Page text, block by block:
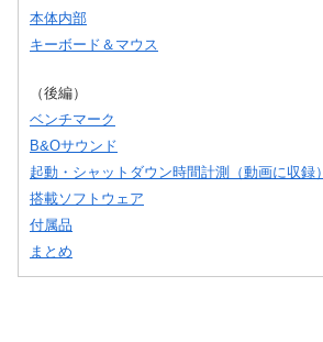
本体内部
キーボード＆マウス
（後編）
ベンチマーク
B&Oサウンド
起動・シャットダウン時間計測（動画に収録）
搭載ソフトウェア
付属品
まとめ